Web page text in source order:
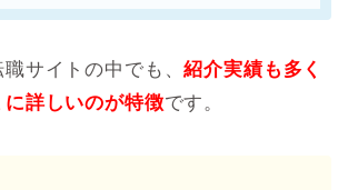
サイトの中でも、紹介実績も多く
詳しいのが特徴です。